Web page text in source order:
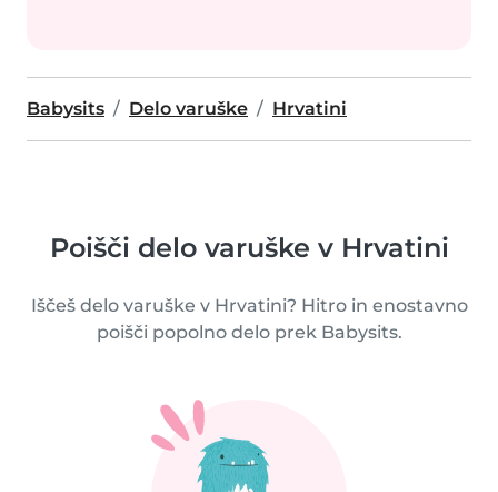
Babysits Delo varuške Hrvatini
Poišči delo varuške v Hrvatini
Iščeš delo varuške v Hrvatini? Hitro in enostavno
poišči popolno delo prek Babysits.